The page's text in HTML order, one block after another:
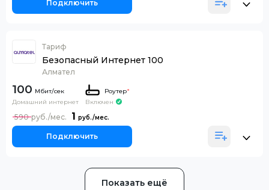
Подключить
Тариф
Безопасный Интернет 100
Алмател
100
Домашний интернет
Роутер*
Включен
1
590
Подключить
Показать ещё